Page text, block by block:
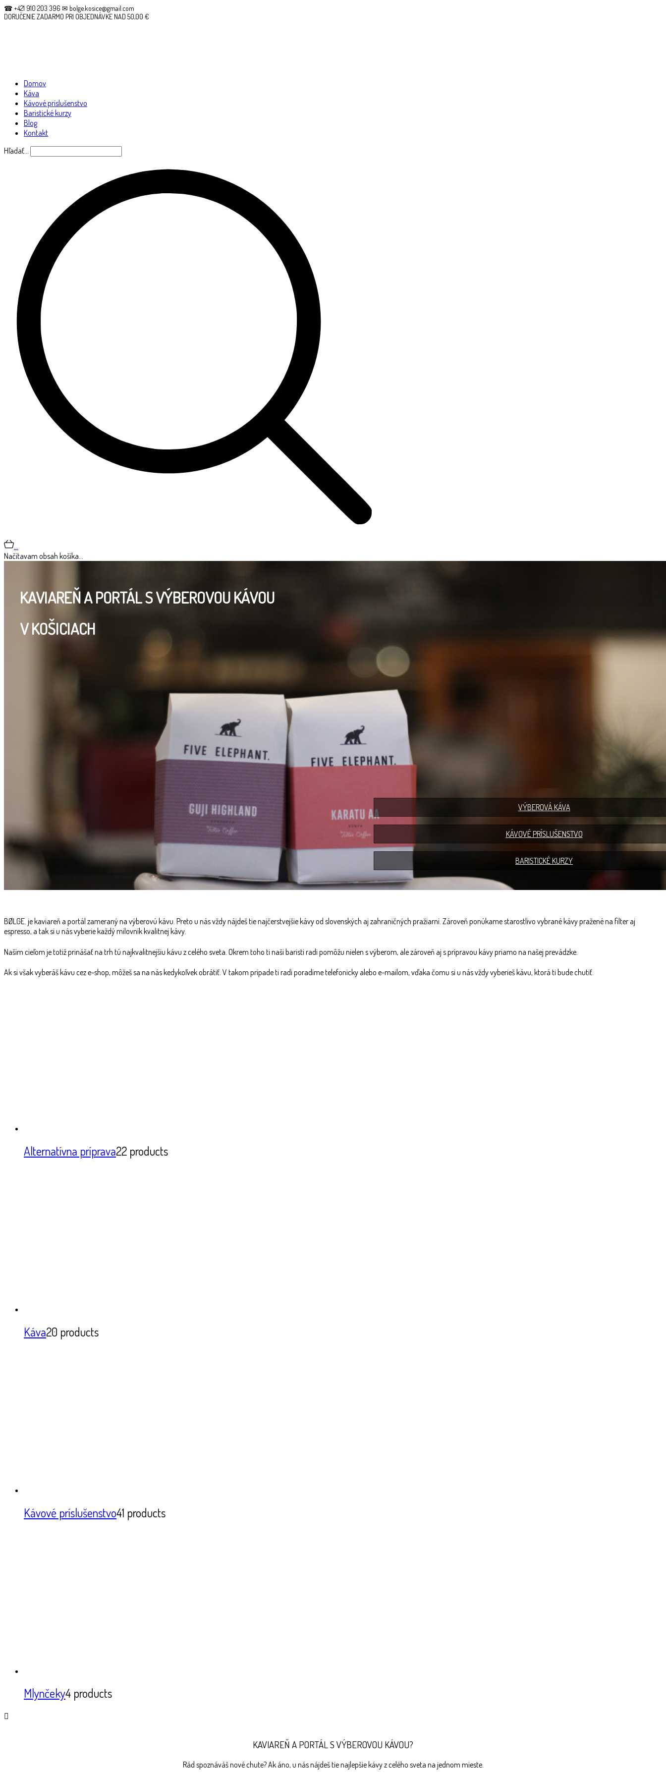
☎ +421 910 203 396 ✉ bolge.kosice@gmail.com
DORUČENIE ZADARMO PRI OBJEDNÁVKE NAD 50,00 €
Domov
Káva
Kávové príslušenstvo
Baristické kurzy
Blog
Kontakt
Hľadať…
…
Načítavam obsah košíka…
KAVIAREŇ A PORTÁL S VÝBEROVOU KÁVOU
V KOŠICIACH
VÝBEROVÁ KÁVA
KÁVOVÉ PRÍSLUŠENSTVO
BARISTICKÉ KURZY
BØLGE. je kaviareň a portál zameraný na výberovú kávu. Preto u nás vždy nájdeš tie najčerstvejšie kávy od slovenských aj zahraničných pražiarní. Zároveň ponúkame starostlivo vybrané kávy pražené na filter aj
espresso, a tak si u nás vyberie každý milovník kvalitnej kávy.
Naším cieľom je totiž prinášať na trh tú najkvalitnejšiu kávu z celého sveta. Okrem toho ti naši baristi radi pomôžu nielen s výberom, ale zároveň aj s prípravou kávy priamo na našej prevádzke.
Ak si však vyberáš kávu cez e-shop, môžeš sa na nás kedykoľvek obrátiť. V takom prípade ti radi poradíme telefonicky alebo e-mailom, vďaka čomu si u nás vždy vyberieš kávu, ktorá ti bude chutiť.
Alternatívna príprava22 products
Káva20 products
Kávové príslušenstvo41 products
Mlynčeky4 products
KAVIAREŇ A PORTÁL S VÝBEROVOU KÁVOU?
Rád spoznáváš nové chute? Ak áno, u nás nájdeš tie najlepšie kávy z celého sveta na jednom mieste.